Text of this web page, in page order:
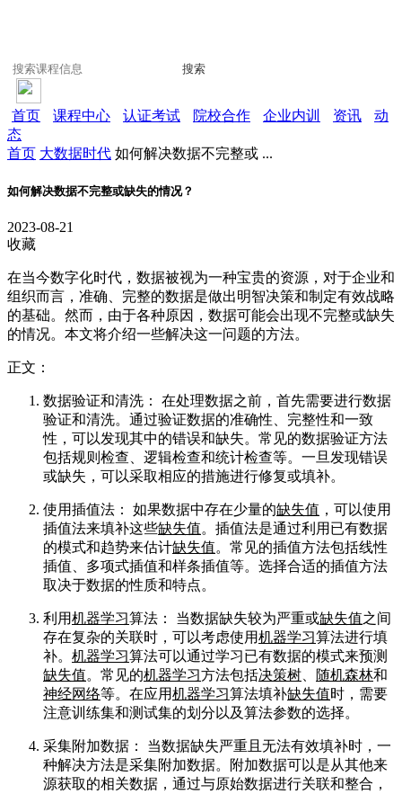
搜索
首页 课程中心 认证考试 院校合作 企业内训 资讯
动
态
首页 大数据时代 如何解决数据不完整或 ...
如何解决数据不完整或缺失的情况？
2023-08-21
收藏
在当今数字化时代，数据被视为一种宝贵的资源，对于企业和
组织而言，准确、完整的数据是做出明智决策和制定有效战略
的基础。然而，由于各种原因，数据可能会出现不完整或缺失
的情况。本文将介绍一些解决这一问题的方法。
正文：
数据验证和清洗： 在处理数据之前，首先需要进行数据
验证和清洗。通过验证数据的准确性、完整性和一致
性，可以发现其中的错误和缺失。常见的数据验证方法
包括规则检查、逻辑检查和统计检查等。一旦发现错误
或缺失，可以采取相应的措施进行修复或填补。
使用插值法： 如果数据中存在少量的缺失值 ，可以使用
插值法来填补这些缺失值。插值法是通过利用已有数据
的模式和趋势来估计缺失值。常见的插值方法包括线性
插值、多项式插值和样条插值等。选择合适的插值方法
取决于数据的性质和特点。
利用机器学习算法： 当数据缺失较为严重或缺失值之间
存在复杂的关联时，可以考虑使用机器学习算法进行填
补。 机器学习算法可以通过学习已有数据的模式来预测
缺失值。常见的机器学习方法包括决策树 随机森林和
神经网络等。在应用机器学习算法填补缺失值时，需要
注意训练集和测试集的划分以及算法参数的选择。
采集附加数据： 当数据缺失严重且无法有效填补时，一
种解决方法是采集附加数据。附加数据可以是从其他来
源获取的相关数据，通过与原始数据进行关联和整合，